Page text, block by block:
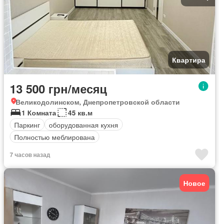
Квартира
13 500 грн/месяц
Великодолинском, Днепропетровской области
1 Комната
45 кв.м
Паркинг
оборудованная кухня
Полностью меблирована
7 часов назад
Новое